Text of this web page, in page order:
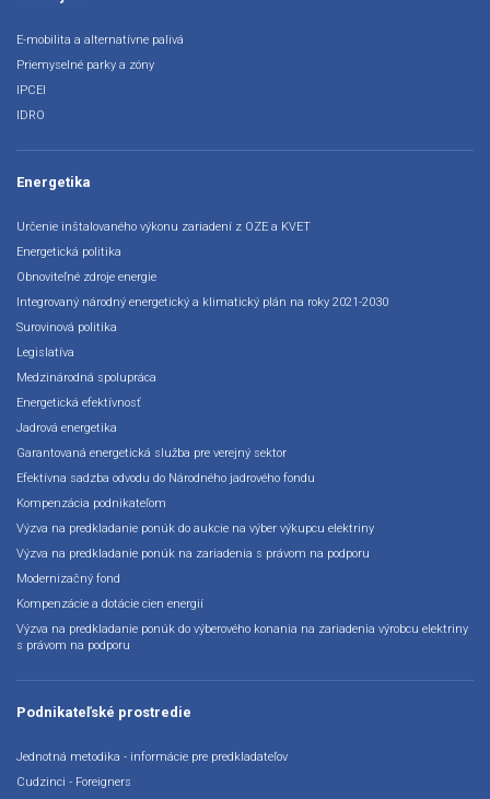
E-mobilita a alternatívne palivá
Priemyselné parky a zóny
IPCEI
IDRO
Energetika
Určenie inštalovaného výkonu zariadení z OZE a KVET
Energetická politika
Obnoviteľné zdroje energie
Integrovaný národný energetický a klimatický plán na roky 2021-2030
Surovinová politika
Legislatíva
Medzinárodná spolupráca
Energetická efektívnosť
Jadrová energetika
Garantovaná energetická služba pre verejný sektor
Efektívna sadzba odvodu do Národného jadrového fondu
Kompenzácia podnikateľom
Výzva na predkladanie ponúk do aukcie na výber výkupcu elektriny
Výzva na predkladanie ponúk na zariadenia s právom na podporu
Modernizačný fond
Kompenzácie a dotácie cien energií
Výzva na predkladanie ponúk do výberového konania na zariadenia výrobcu elektriny
s právom na podporu
Podnikateľské prostredie
Jednotná metodika - informácie pre predkladateľov
Cudzinci - Foreigners